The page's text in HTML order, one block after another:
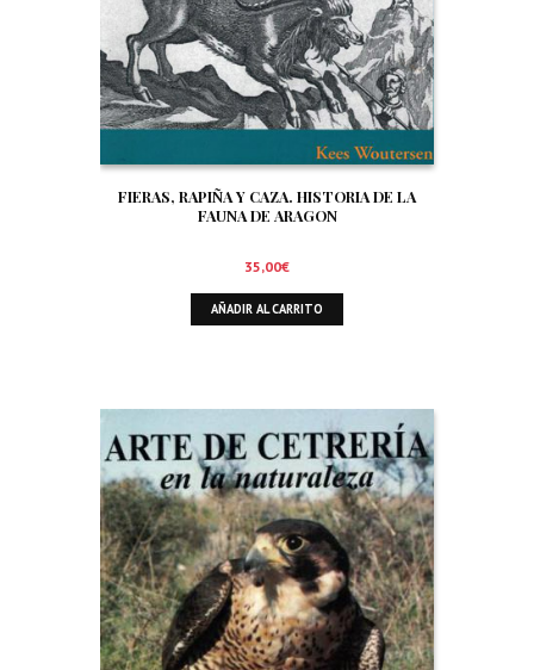
FIERAS, RAPIÑA Y CAZA. HISTORIA DE LA
FAUNA DE ARAGON
35,00€
AÑADIR AL CARRITO